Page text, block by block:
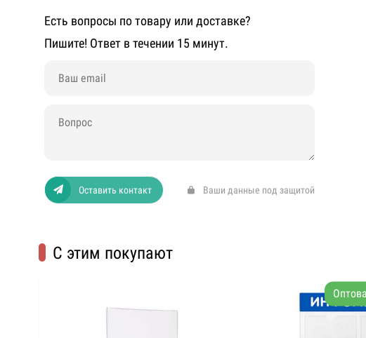
Есть вопросы по товару или доставке?
Пишите! Ответ в течении 15 минут.
Оставить контакт Ваши данные под защитой
С этим покупают